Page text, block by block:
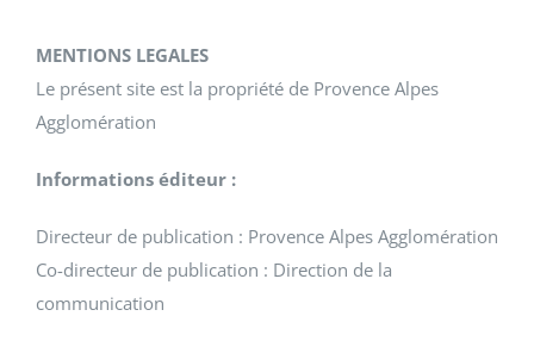
MENTIONS LEGALES
Le présent site est la propriété de Provence Alpes
Agglomération
Informations éditeur :
Directeur de publication : Provence Alpes Agglomération
Co-directeur de publication : Direction de la
communication